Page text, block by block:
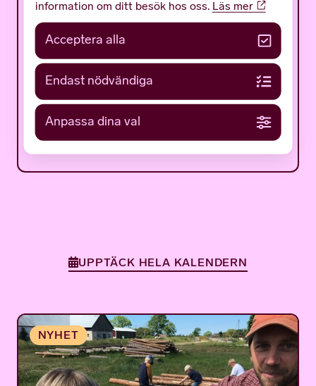
Medieval Week 2026: A
walk through Medieval
Visby
Join us on a journey back in time and learn more
about Visby’s glorious era as an important
Hanseatic trading centre from the 12th to...
UPPTÄCK HELA KALENDERN
information om ditt besök hos oss. Läs mer
Acceptera alla
Endast nödvändiga
Anpassa dina val